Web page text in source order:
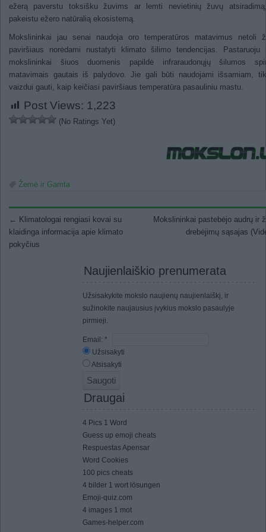
ežerą paverstu toksišku žuvims ar lemti nevietinių žuvų
pakeistu ežero natūralią ekosistemą.
Mokslininkai jau senai naudoja oro temperatūros matavimus netoli
paviršiaus norėdami nustatyti klimato šilimo tendencijas. Pastaruoju
mokslininkai šiuos duomenis papildė infraraudonųjų šilumos
matavimais gautais iš palydovo. Jie gali būti naudojami išsamiam,
vaizdui gauti, kaip keičiasi paviršiaus temperatūra pasauliniu mastu.
Post Views: 1,223
(No Ratings Yet)
Žemė ir Gamta
Post navigation
← Klimatologai rengiasi kovai su
klaidinga informacija apie klimato
pokyčius
Mokslininkai pastebėjo audrų ir
drebėjimų sąsajas
Naujienlaiškio prenumerata
Užsisakykite mokslo naujienų naujienlaiškį, ir
sužinokite naujausius įvykius mokslo pasaulyje
pirmieji.
Email: *
Užsisakyti
Atsisakyti
Draugai
4 Pics 1 Word
Guess up emoji cheats
Respuestas Apensar
Word Cookies
100 pics cheats
4 bilder 1 wort lösungen
Emoji-quiz.com
4 images 1 mot
Games-helper.com